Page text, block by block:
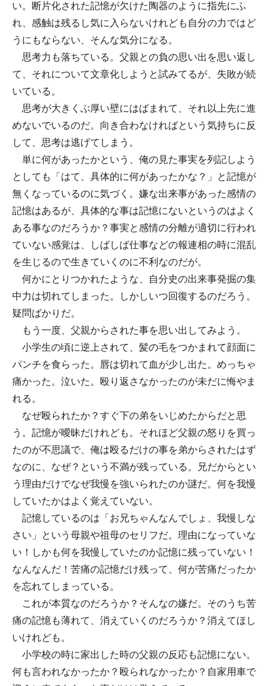
い。断片化された記憶が欠けた陶器のように指先にふ
れ、感触は残るし気に入らないけれども自分の力ではど
うにもならない、そんな気分になる。
思考力も落ちている。父親との負の思い出を思い返し
て、それについて文章化しようと試みてるが、失敗が続
いている。
思考が大きくぶ厚い壁にはばまれて、それ以上先に進
めないでいるのだ。向き合わなければという気持ちに反
して、思考は逃げてしまう。
単に何があったかという、俺の見た事実を列記しよう
としても「はて、具体的に何があったかな？」と記憶が
無くなっているのに気づく。嫌な出来事があった感情の
記憶はあるが、具体的な事は記憶にないというのはよく
ある事なのだろうか？事実と感情の分離が適切に行われ
ていない感覚は、しばしば仕事などの報連相の時に混乱
を生じるので生きていくのに不利なのだが。
何かにとりつかれたような、自分史の出来事発掘の集
中力は切れてしまった。しかしいつ回復するのだろう。
疑問ばかりだ。
もう一度、父親からされた事を思い出してみよう。
小学生の頃に逆上されて、髪の毛をつかまれて顔面に
パンチを食らった。唇は切れて血が少し出た。めっちゃ
痛かった。泣いた。殴り返さなかったのが未だに悔やま
れる。
なぜ殴られたか？すぐ下の弟をいじめたからだと思
う。記憶が曖昧だけれども。それほど父親の怒りを買っ
たのが不思議で、俺は殴るだけの事を弟からされたはず
なのに、なぜ？という不満が残っている。兄だからとい
う理由だけでなぜ我慢を強いられたのか謎だ。何を我慢
していたかはよく覚えていない。
記憶しているのは「お兄ちゃんなんでしょ、我慢しな
さい」という母親や祖母のセリフだ。理由になっていな
い！しかも何を我慢していたのか記憶に残っていない！
なんなんだ！苦痛の記憶だけ残って、何が苦痛だったか
を忘れてしまっている。
これが本質なのだろうか？そんなの嫌だ。そのうち苦
痛の記憶も薄れて、消えていくのだろうか？消えてほし
いけれども。
小学校の時に家出した時の父親の反応も記憶にない。
何も言われなかったか？殴られなかったか？自家用車で